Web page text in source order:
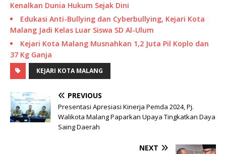
Kenalkan Dunia Hukum Sejak Dini
Edukasi Anti-Bullying dan Cyberbullying, Kejari Kota
Malang Jadi Kelas Luar Siswa SD Al-Ulum
Kejari Kota Malang Musnahkan 1,2 Juta Pil Koplo dan
37 Kg Ganja
KEJARI KOTA MALANG
PREVIOUS
Presentasi Apresiasi Kinerja Pemda 2024, Pj.
Walikota Malang Paparkan Upaya Tingkatkan Daya
Saing Daerah
NEXT